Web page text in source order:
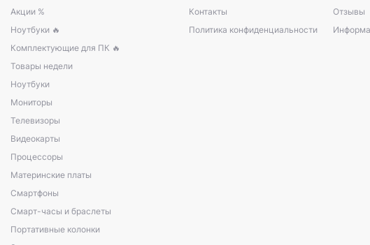
Акции %
Ноутбуки 🔥
Комплектующие для ПК 🔥
Товары недели
Ноутбуки
Мониторы
Телевизоры
Видеокарты
Процессоры
Материнские платы
Смартфоны
Смарт-часы и браслеты
Портативные колонки
Контакты
Политика конфиденциальности
Отзывы